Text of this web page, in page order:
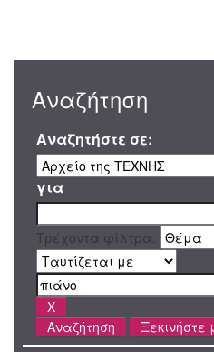
Αναζήτηση
Αναζητήστε σε:
για
Τρέχοντα φίλτρα:
Ξεκινήστε